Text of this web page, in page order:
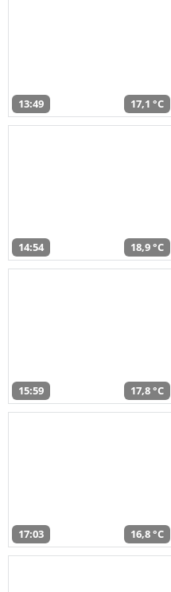
13:49 17,1 °C
14:54 18,9 °C
15:59 17,8 °C
17:03 16,8 °C